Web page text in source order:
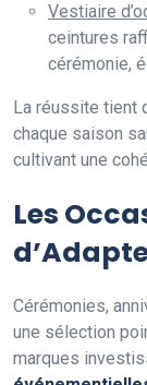
Vestiaire
ceintures
cérémonie,
La réussite tient
chaque saison
cultivant une
Les
Cérémonies,
une sélection
marques